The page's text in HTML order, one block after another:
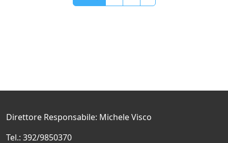
Direttore Responsabile: Michele Visco
Tel.: 392/9850370